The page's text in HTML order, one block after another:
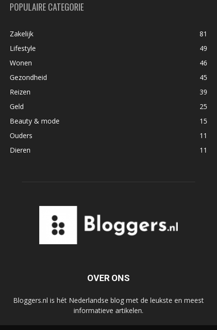
POPULAIRE CATEGORIE
Zakelijk
81
Lifestyle
49
Wonen
46
Gezondheid
45
Reizen
39
Geld
25
Beauty & mode
15
Ouders
11
Dieren
11
OVER ONS
Bloggers.nl is hét Nederlandse blog met de leukste en meest
informatieve artikelen.